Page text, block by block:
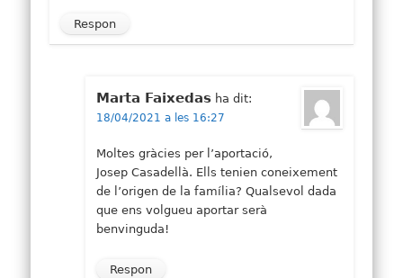
Respon
Marta Faixedas ha dit:
18/04/2021 a les 16:27
Moltes gràcies per l’aportació,
Josep Casadellà. Ells tenien coneixement
de l’origen de la família? Qualsevol dada
que ens volgueu aportar serà
benvinguda!
Respon